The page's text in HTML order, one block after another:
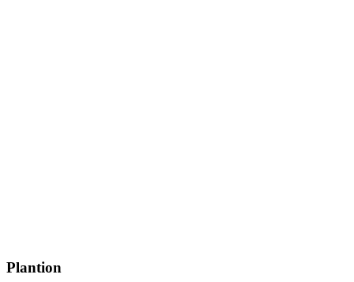
Plantion⁬⁬⠀